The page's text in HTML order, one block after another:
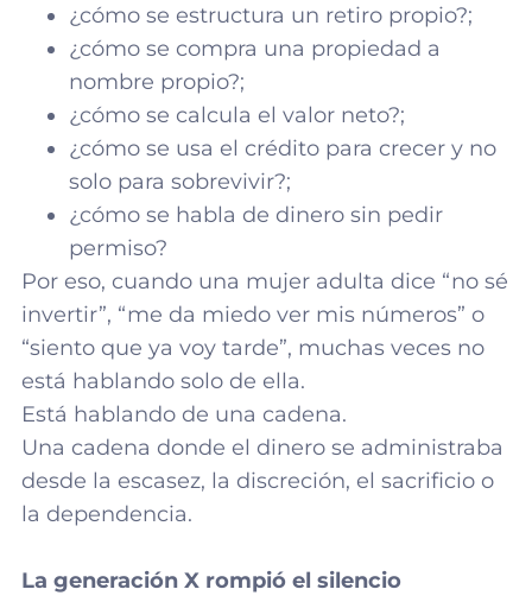
¿cómo se estructura un retiro propio?;
¿cómo se compra una propiedad a
nombre propio?;
¿cómo se calcula el valor neto?;
¿cómo se usa el crédito para crecer y no
solo para sobrevivir?;
¿cómo se habla de dinero sin pedir
permiso?
Por eso, cuando una mujer adulta dice “no sé
invertir”, “me da miedo ver mis números” o
“siento que ya voy tarde”, muchas veces no
está hablando solo de ella.
Está hablando de una cadena.
Una cadena donde el dinero se administraba
desde la escasez, la discreción, el sacrificio o
la dependencia.
La generación X rompió el silencio